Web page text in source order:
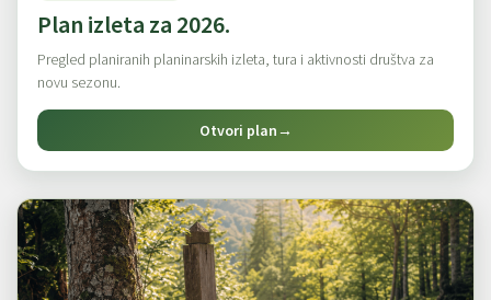
Plan izleta za 2026.
Pregled planiranih planinarskih izleta, tura i aktivnosti društva za
novu sezonu.
Otvori plan→